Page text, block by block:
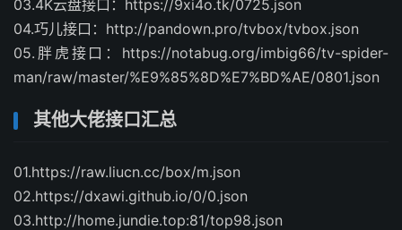
03.4K云盘接口：https://9xi4o.tk/0725.json
04.巧儿接口：http://pandown.pro/tvbox/tvbox.json
05.胖虎接口：https://notabug.org/imbig66/tv-spider-
man/raw/master/%E9%85%8D%E7%BD%AE/0801.json
其他大佬接口汇总
01.https://raw.liucn.cc/box/m.json
02.https://dxawi.github.io/0/0.json
03.http://home.jundie.top:81/top98.json